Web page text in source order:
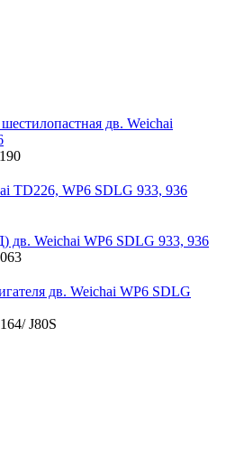
дв. Weichai
TD226, WP6 SDLG 933, 936
Weichai WP6 SDLG 933, 936
дв. Weichai WP6 SDLG
J80S